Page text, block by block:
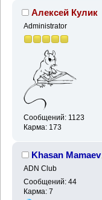
Алексей Кулик
Administrator
Сообщений: 1123
Карма: 173
Khasan Mamaev
ADN Club
Сообщений: 44
Карма: 7